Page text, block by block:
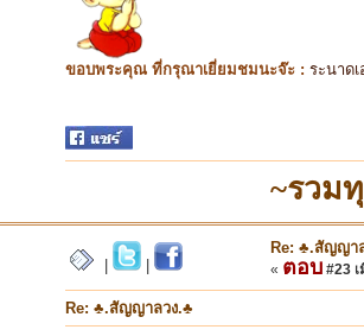
ขอบพระคุณ ที่กรุณาเยี่ยมชมนะจ๊ะ : ระนาดเ
~รวม
Re: ♣.สัญญา
« ตอบ #23
Re: ♣.สัญญาลวง.♣